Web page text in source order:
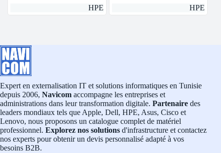
HPE
HPE
Expert en externalisation IT et solutions informatiques en Tunisie
depuis 2006, Navicom accompagne les entreprises et
administrations dans leur transformation digitale. Partenaire des
leaders mondiaux tels que Apple, Dell, HPE, Asus, Cisco et
Lenovo, nous proposons un catalogue complet de matériel
professionnel. Explorez nos solutions d'infrastructure et contactez
nos experts pour obtenir un devis personnalisé adapté à vos
besoins B2B.